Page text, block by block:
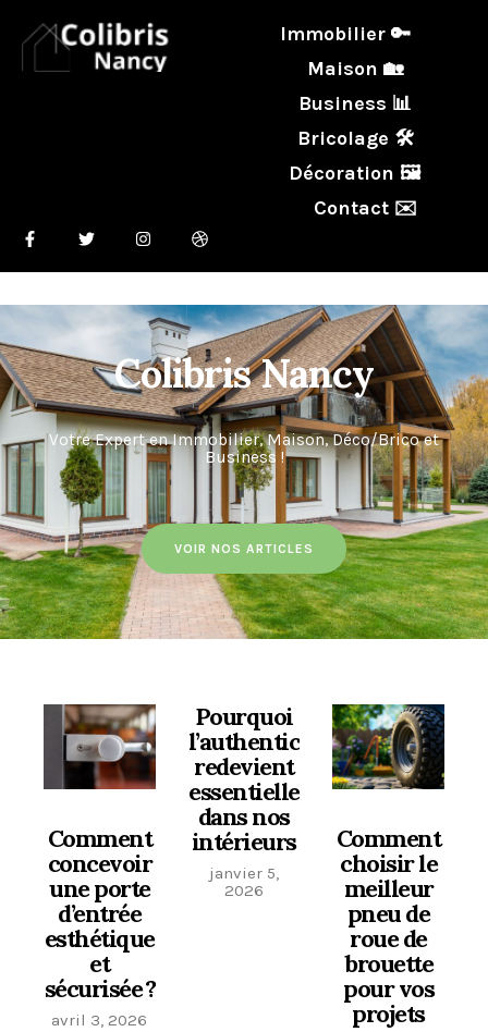
Immobilier 🔑
Maison 🏡
Business 📊
Bricolage 🛠️
Décoration 🖼️
Contact ✉️
Colibris Nancy
Votre Expert en Immobilier, Maison, Déco/Brico et
Business !
VOIR NOS ARTICLES
Comment
concevoir
une porte
d’entrée
esthétique
et
sécurisée ?
avril 3, 2026
Pourquoi
l’authenticité
redevient
essentielle
dans nos
intérieurs
janvier 5,
2026
Comment
choisir le
meilleur
pneu de
roue de
brouette
pour vos
projets